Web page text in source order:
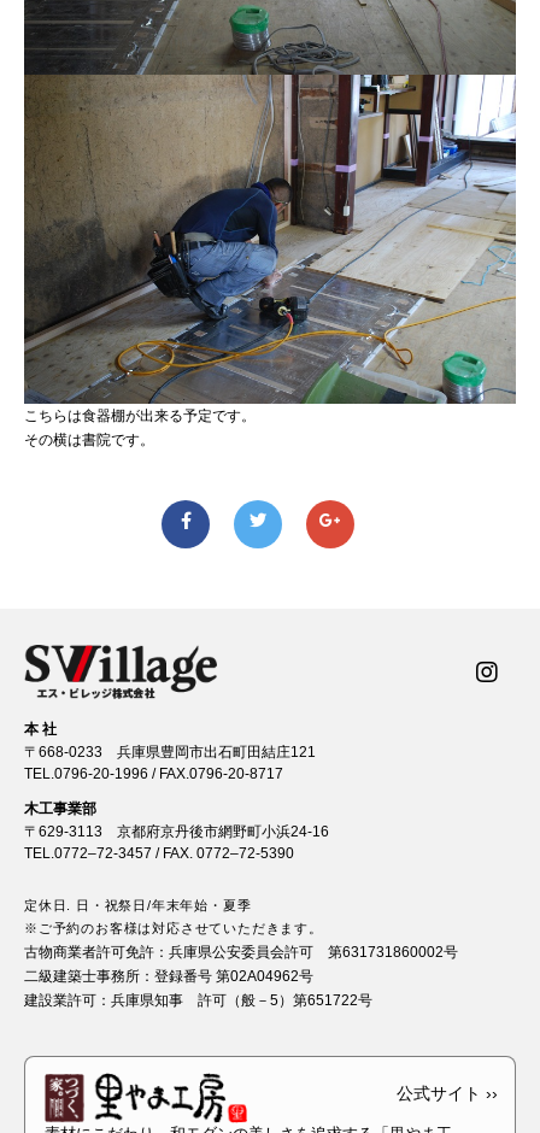
こちらは食器棚が出来る予定です。
その横は書院です。
本 社
〒668-0233 兵庫県豊岡市出石町田結庄121
TEL.0796-20-1996 / FAX.0796-20-8717
木工事業部
〒629-3113 京都府京丹後市網野町小浜24-16
TEL.0772–72-3457 / FAX. 0772–72-5390
定休日. 日・祝祭日/年末年始・夏季
※ご予約のお客様は対応させていただきます。
古物商業者許可免許： 兵庫県公安委員会許可 第631731860002号
二級建築士事務所： 登録番号 第02A04962号
建設業許可： 兵庫県知事 許可（般－5）第651722号